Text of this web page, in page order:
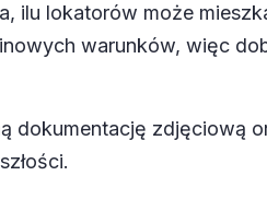
lokatorów może
warunków, więc
dokumentację zdjęciową